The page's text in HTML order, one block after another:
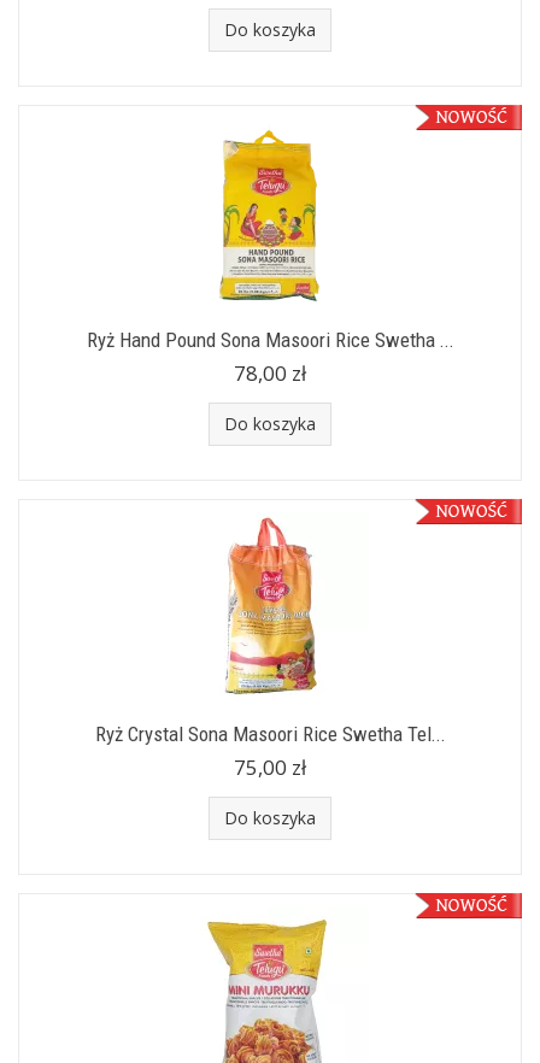
Do koszyka
Ryż Hand Pound Sona Masoori Rice Swetha ...
78,00 zł
Do koszyka
Ryż Crystal Sona Masoori Rice Swetha Tel...
75,00 zł
Do koszyka